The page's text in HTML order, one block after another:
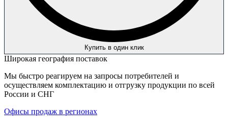
Купить в один клик
Широкая география поставок
Мы быстро реагируем на запросы потребителей и
осуществляем комплектацию и отгрузку продукции по всей
России и СНГ
Офисы продаж в регионах